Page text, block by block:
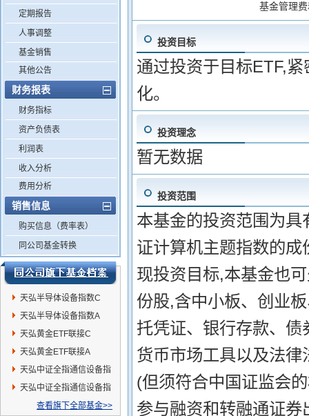
定期报告
人事调整
基金销售
其他公告
财务报表
财务指标
资产负债表
利润表
收入分析
费用分析
销售信息
购买信息（费率表）
同公司基金转换
天弘半导体设备指数C
天弘半导体设备指数A
天弘黄金ETF联接C
天弘黄金ETF联接A
天弘中证全指通信设备指
数发起A
天弘中证全指通信设备指
数发起C查看旗下全部基金>>
基金管理
投资目标
通过投资于目标ETF,
化。
投资理念
暂无数据
投资范围
本基金的投资范围为
证计算机主题指数的
现投资目标,本基金也
份股,含中小板、创业
托凭证、银行存款、
货币市场工具以及法
(但须符合中国证监会
参与融资和转融通证